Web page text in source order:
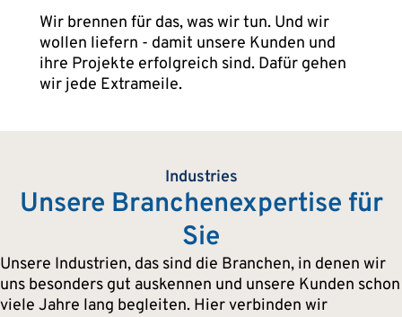
Wir brennen für das, was wir tun. Und wir
wollen liefern - damit unsere Kunden und
ihre Projekte erfolgreich sind. Dafür gehen
wir jede Extrameile.
Industries
Unsere Branchenexpertise für
Sie
Unsere Industrien, das sind die Branchen, in denen wir
uns besonders gut auskennen und unsere Kunden schon
viele Jahre lang begleiten. Hier verbinden wir